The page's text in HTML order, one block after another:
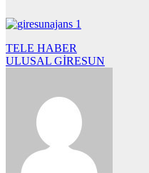
Yazı
gezinmesi
TELE HABER
ULUSAL GİRESUN